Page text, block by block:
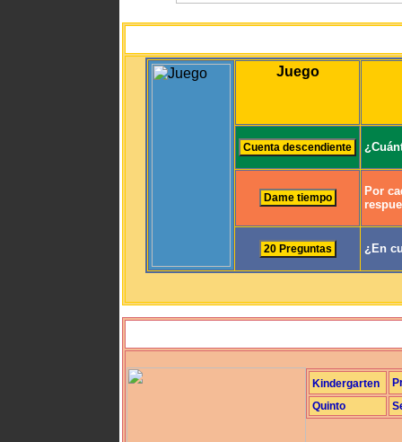
Juego
Por
¿En
Kindergarten
Quinto